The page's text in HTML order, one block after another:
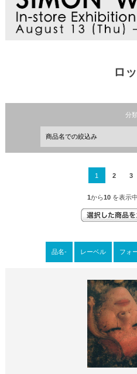
ロ
分
1 2 3
1から10 を表示
品名- レーベル フォ